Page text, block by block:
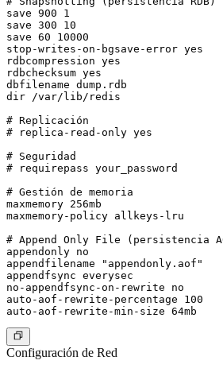
save 900 1
save 300 10
save 60 10000
stop-writes-on-bgsave-error yes
rdbcompression yes
rdbchecksum yes
dbfilename dump.rdb
dir /var/lib/redis
# Replicación
# replica-read-only yes
# Seguridad
# requirepass your_password
# Gestión de memoria
maxmemory 256mb
maxmemory-policy allkeys-lru
# Append Only File (persistencia
appendonly no
appendfilename "appendonly.aof"
appendfsync everysec
no-appendfsync-on-rewrite no
auto-aof-rewrite-percentage 100
Configuración de Red